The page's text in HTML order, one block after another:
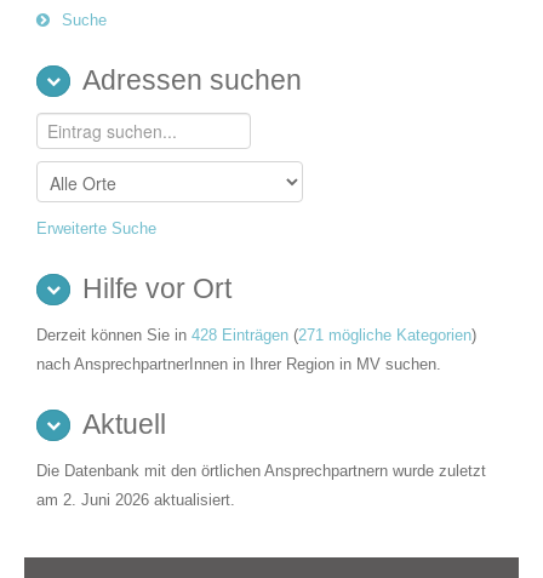
Suche
Adressen suchen
Erweiterte Suche
Hilfe vor Ort
Derzeit können Sie in 428 Einträgen (271 mögliche Kategorien)
nach AnsprechpartnerInnen in Ihrer Region in MV suchen.
Aktuell
Die Datenbank mit den örtlichen Ansprechpartnern wurde zuletzt
am 2. Juni 2026 aktualisiert.